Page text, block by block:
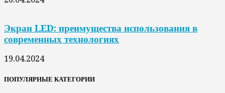
Экран LED: преимущества использования в
современных технологиях
19.04.2024
ПОПУЛЯРНЫЕ КАТЕГОРИИ